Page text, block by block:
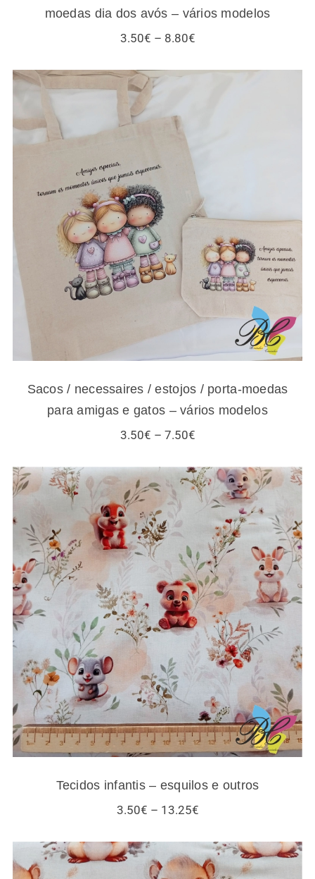
moedas dia dos avós – vários modelos
3.50€ – 8.80€Price
Sacos / necessaires / estojos / porta-
moedas para amigas e gatos – vários
modelos
Sacos / necessaires / estojos / porta-moedas
para amigas e gatos – vários modelos
3.50€ – 7.50€Price
through
7.50€
Tecidos infantis – esquilos e outros
Tecidos infantis – esquilos e outros
3.50€ – 13.25€Price
through
13.25€